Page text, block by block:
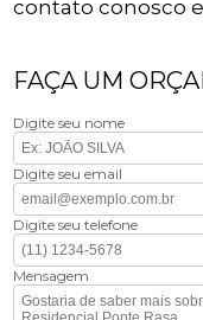
contato conosco
FAÇA UM
Digite seu nome
Digite seu email
Digite seu telefone
Mensagem